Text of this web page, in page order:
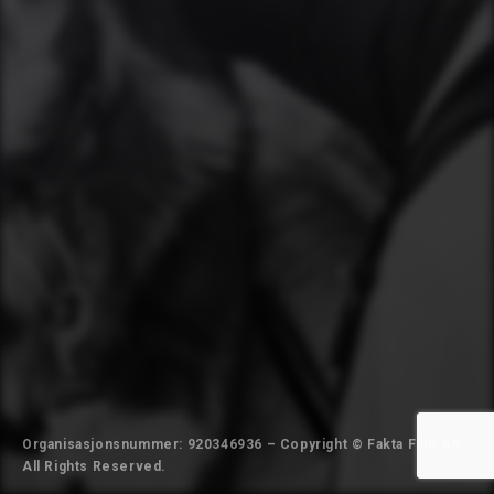
Organisasjonsnummer: 920346936 – Copyright © Fakta Film AS.
All Rights Reserved.